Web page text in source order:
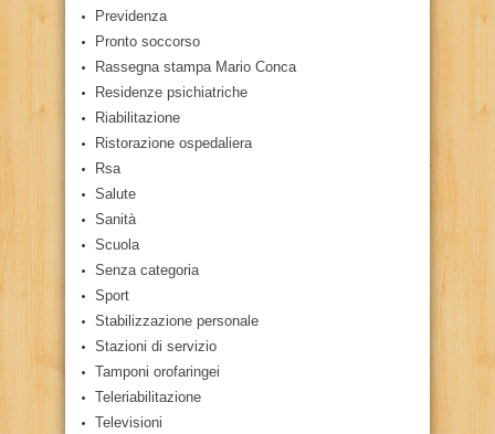
Previdenza
Pronto soccorso
Rassegna stampa Mario Conca
Residenze psichiatriche
Riabilitazione
Ristorazione ospedaliera
Rsa
Salute
Sanità
Scuola
Senza categoria
Sport
Stabilizzazione personale
Stazioni di servizio
Tamponi orofaringei
Teleriabilitazione
Televisioni